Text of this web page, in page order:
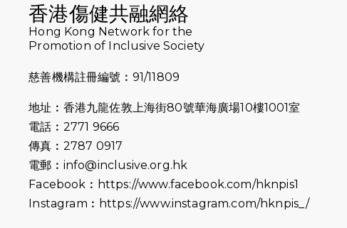
香港傷健共融網絡
Hong Kong Network for the
Promotion of Inclusive Society
慈善機構註冊編號︰91/11809
地址︰香港九龍佐敦上海街80號華海廣場10樓1001室
電話︰2771 9666
傳真︰2787 0917
電郵︰ info@inclusive.org.hk
Facebook︰ https://www.facebook.com/hknpis1
Instagram︰ https://www.instagram.com/hknpis_/